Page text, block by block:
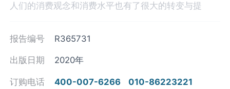
人们的消费观念和消费水平也有了很大的转变与提
报告编号 R365731
出版日期 2020年
订购电话 400-007-6266 010-86223221